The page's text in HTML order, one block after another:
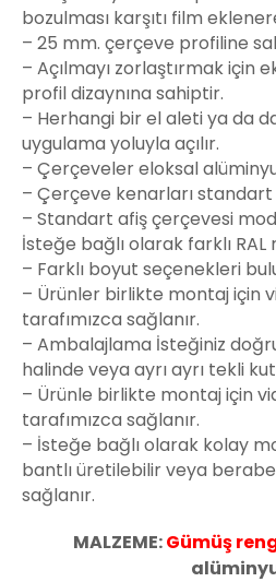
bozulması karşıtı film
– 25 mm. çerçeve profiline
– Açılmayı zorlaştırmak için
profil dizaynına sahiptir.
– Herhangi bir el aleti ya da
uygulama yoluyla açılır.
– Çerçeveler eloksal
– Çerçeve kenarları standart
– Standart afiş çerçevesi
İsteğe bağlı olarak farklı
– Farklı boyut seçenekleri
– Ürünler birlikte montaj için
tarafımızca sağlanır.
– Ambalajlama İsteğiniz
halinde veya ayrı ayrı tekli
– Ürünle birlikte montaj için
tarafımızca sağlanır.
– İsteğe bağlı olarak kolay
bantlı üretilebilir veya
sağlanır.
MALZEME:Gümüş